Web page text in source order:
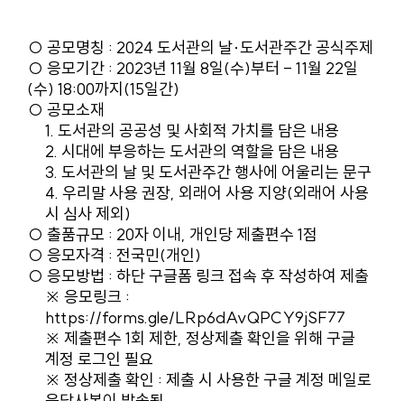
○ 공모명칭 : 2024 도서관의 날·도서관주간 공식주제
○ 응모기간 : 2023년 11월 8일(수)부터 - 11월 22일
(수) 18:00까지(15일간)
○ 공모소재
1. 도서관의 공공성 및 사회적 가치를 담은 내용
2. 시대에 부응하는 도서관의 역할을 담은 내용
3. 도서관의 날 및 도서관주간 행사에 어울리는 문구
4. 우리말 사용 권장, 외래어 사용 지양(외래어 사용
시 심사 제외)
○ 출품규모 : 20자 이내, 개인당 제출편수 1점
○ 응모자격 : 전국민(개인)
○ 응모방법 : 하단 구글폼 링크 접속 후 작성하여 제출
※ 응모링크 :
https://forms.gle/LRp6dAvQPCY9jSF77
※ 제출편수 1회 제한, 정상제출 확인을 위해 구글
계정 로그인 필요
※ 정상제출 확인 : 제출 시 사용한 구글 계정 메일로